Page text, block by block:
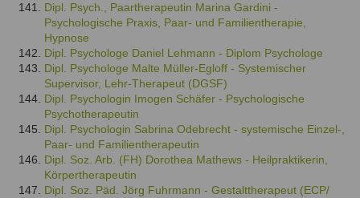
Dipl. Psych., Paartherapeutin Marina Gardini -
Psychologische Praxis, Paar- und Familientherapie,
Hypnose
Dipl. Psychologe Daniel Lehmann - Diplom Psychologe
Dipl. Psychologe Malte Müller-Egloff - Systemischer
Supervisor, Lehr-Therapeut (DGSF)
Dipl. Psychologin Imogen Schäfer - Psychologische
Psychotherapeutin
Dipl. Psychologin Sabrina Odebrecht - systemische Einzel-,
Paar- und Familientherapeutin
Dipl. Soz. Arb. (FH) Dorothea Mathews - Heilpraktikerin,
Körpertherapeutin
Dipl. Soz. Päd. Jörg Fuhrmann - Gestalttherapeut (ECP/